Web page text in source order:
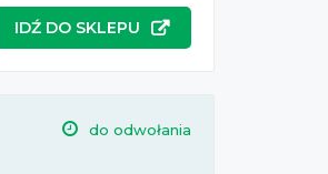
IDŹ DO SKLEPU
do odwołania